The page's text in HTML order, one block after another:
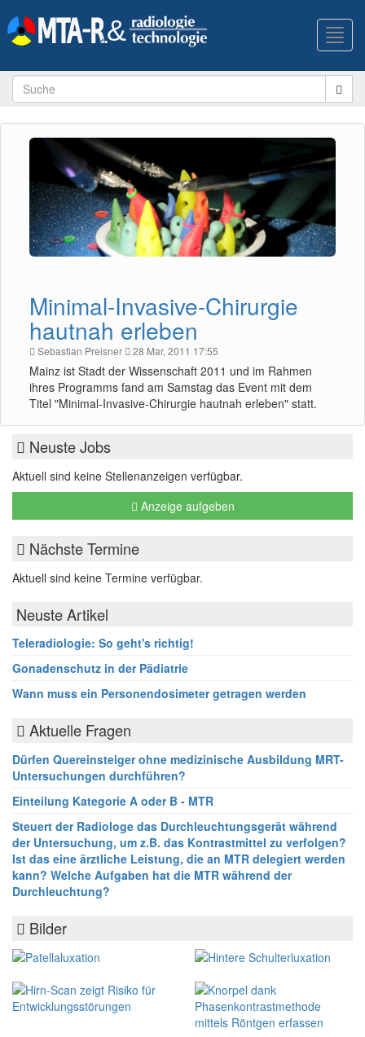
Minimal-Invasive-Chirurgie
hautnah erleben
Sebastian Preisner 28 Mar, 2011 17:55
Mainz ist Stadt der Wissenschaft 2011 und im Rahmen
ihres Programms fand am Samstag das Event mit dem
Titel "Minimal-Invasive-Chirurgie hautnah erleben" statt.
Neuste Jobs
Aktuell sind keine Stellenanzeigen verfügbar.
Anzeige aufgeben
Nächste Termine
Aktuell sind keine Termine verfügbar.
Neuste Artikel
Teleradiologie: So geht's richtig!
Gonadenschutz in der Pädiatrie
Wann muss ein Personendosimeter getragen werden
Aktuelle Fragen
Dürfen Quereinsteiger ohne medizinische Ausbildung MRT-
Untersuchungen durchführen?
Einteilung Kategorie A oder B - MTR
Steuert der Radiologe das Durchleuchtungsgerät während
der Untersuchung, um z.B. das Kontrastmittel zu verfolgen?
Ist das eine ärztliche Leistung, die an MTR delegiert werden
kann? Welche Aufgaben hat die MTR während der
Durchleuchtung?
Bilder